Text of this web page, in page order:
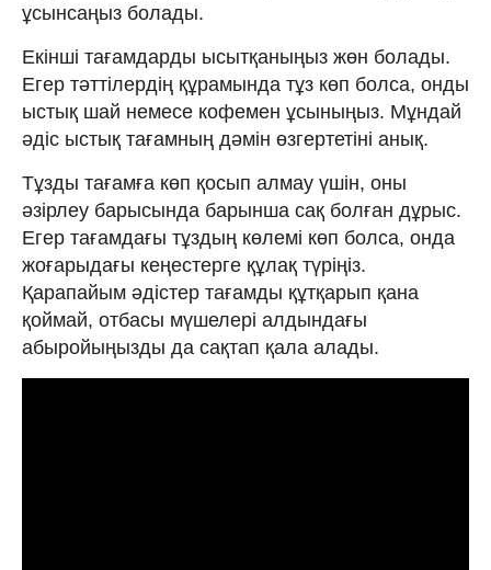
ұсынсаңыз болады.
Екінші тағамдарды ысытқаныңыз жөн болады.
Егер тәттілердің құрамында тұз көп болса, онды
ыстық шай немесе кофемен ұсыныңыз. Мұндай
әдіс ыстық тағамның дәмін өзгертетіні анық.
Тұзды тағамға көп қосып алмау үшін, оны
әзірлеу барысында барынша сақ болған дұрыс.
Егер тағамдағы тұздың көлемі көп болса, онда
жоғарыдағы кеңестерге құлақ түріңіз.
Қарапайым әдістер тағамды құтқарып қана
қоймай, отбасы мүшелері алдындағы
абыройыңызды да сақтап қала алады.